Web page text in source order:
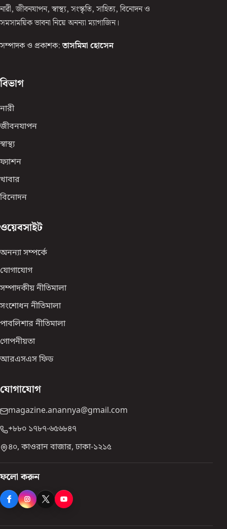
নারী, জীবনযাপন, স্বাস্থ্য, সংস্কৃতি, সাহিত্য, বিনোদন ও
সমসাময়িক ভাবনা নিয়ে অনন্যা ম্যাগাজিন।
সম্পাদক ও প্রকাশক: তাসমিমা হোসেন
বিভাগ
নারী
জীবনযাপন
স্বাস্থ্য
ফ্যাশন
খাবার
বিনোদন
ওয়েবসাইট
অনন্যা সম্পর্কে
যোগাযোগ
সম্পাদকীয় নীতিমালা
সংশোধন নীতিমালা
পাবলিশার নীতিমালা
গোপনীয়তা
আরএসএস ফিড
যোগাযোগ
magazine.anannya@gmail.com
+৮৮০ ১৭৮৭-৬৫৬৮৪৭
৪০, কাওরান বাজার, ঢাকা-১২১৫
ফলো করুন